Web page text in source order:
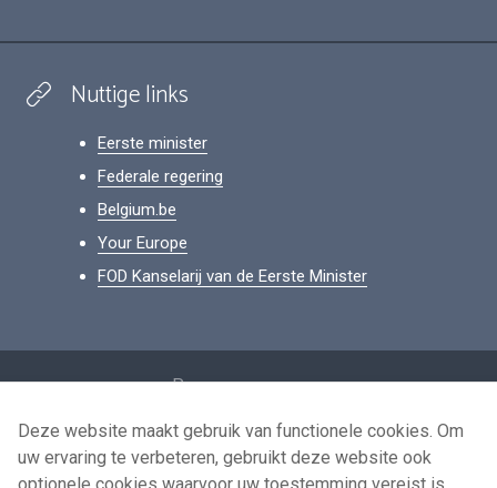
Nuttige links
Eerste minister
Federale regering
Belgium.be
Your Europe
FOD Kanselarij van de Eerste Minister
Persoonsgegevens
Voorwaarden voor het hergebruik
Contacteer ons
Deze website maakt gebruik van functionele cookies. Om
uw ervaring te verbeteren, gebruikt deze website ook